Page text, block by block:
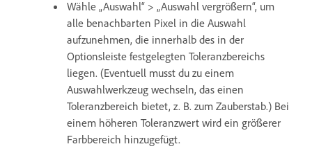
Wähle „Auswahl“ > „Auswahl vergrößern“, um
alle benachbarten Pixel in die Auswahl
aufzunehmen, die innerhalb des in der
Optionsleiste festgelegten Toleranzbereichs
liegen. (Eventuell musst du zu einem
Auswahlwerkzeug wechseln, das einen
Toleranzbereich bietet, z. B. zum Zauberstab.) Bei
einem höheren Toleranzwert wird ein größerer
Farbbereich hinzugefügt.